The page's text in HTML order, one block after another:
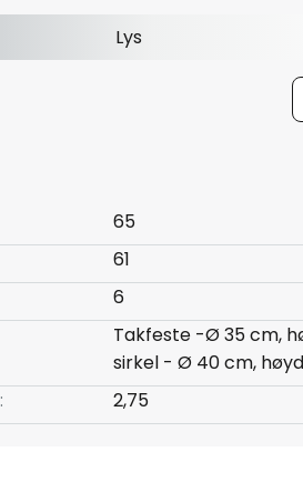
Lys
65
61
6
Takfeste -Ø 35 cm,
sirkel - Ø 40 cm,
2,75